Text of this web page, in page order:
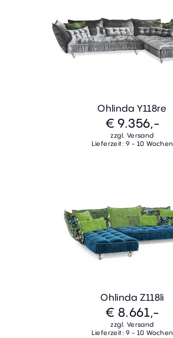
Ohlinda Y118re
€ 9.356,-
zzgl. Versand
Lieferzeit: 9 - 10 Wochen
Ohlinda Z118li
€ 8.661,-
zzgl. Versand
Lieferzeit: 9 - 10 Wochen